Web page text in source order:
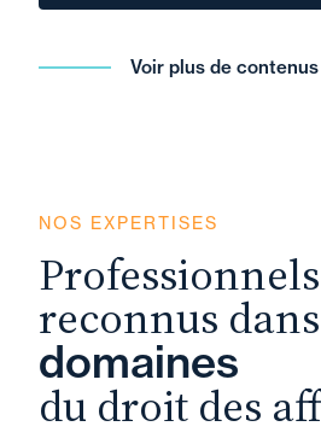
Voir plus de contenus
NOS EXPERTISES
Professionnels
reconnus
domaines
du droit des